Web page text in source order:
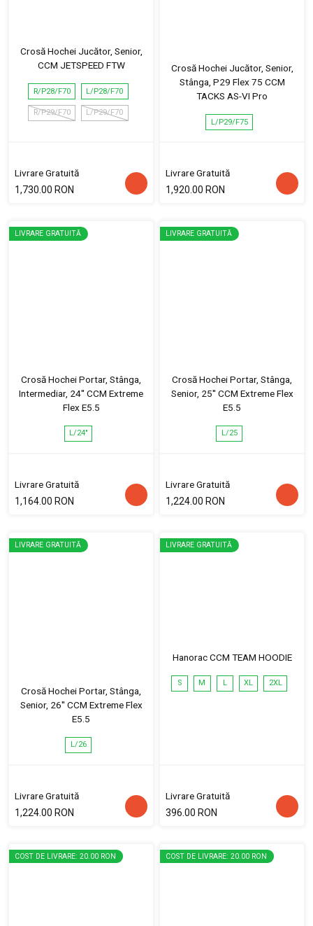
Crosă Hochei Jucător, Senior,
CCM JETSPEED FTW
R/P28/F70 L/P28/F70
R/P29/F70 L/P29/F70
Livrare Gratuită
1,730.00 RON
Crosă Hochei Jucător, Senior,
Stânga, P29 Flex 75 CCM
TACKS AS-VI Pro
L/P29/F75
Livrare Gratuită
1,920.00 RON
LIVRARE GRATUITĂ
Crosă Hochei Portar, Stânga,
Intermediar, 24'' CCM Extreme
Flex E5.5
L/24"
Livrare Gratuită
1,164.00 RON
LIVRARE GRATUITĂ
Crosă Hochei Portar, Stânga,
Senior, 25'' CCM Extreme Flex
E5.5
L/25
Livrare Gratuită
1,224.00 RON
LIVRARE GRATUITĂ
Crosă Hochei Portar, Stânga,
Senior, 26'' CCM Extreme Flex
E5.5
L/26
Livrare Gratuită
1,224.00 RON
LIVRARE GRATUITĂ
Hanorac CCM TEAM HOODIE
S M L XL 2XL
Livrare Gratuită
396.00 RON
COST DE LIVRARE: 20.00 RON COST DE LIVRARE: 20.00 RON